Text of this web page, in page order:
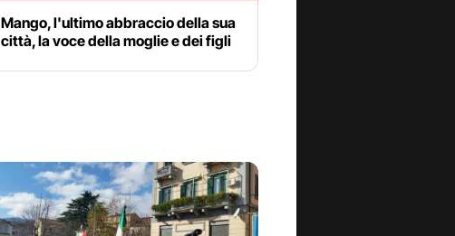
Mango, l'ultimo abbraccio della sua
città, la voce della moglie e dei figli